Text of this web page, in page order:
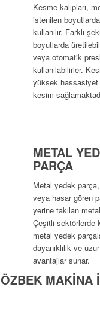
Kesme kalıpları,
istenilen
kullanılır. Farklı
boyutlarda
veya otomatik
kullanılabilirler.
yüksek
kesim
METAL
PARÇA
Metal yedek
veya hasar gören
yerine takılan
Çeşitli sektörlerde
metal yedek
dayanıklılık ve
avantajlar sunar.
ÖZBEK MAKİNA